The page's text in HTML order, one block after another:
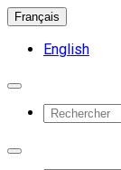
Français
English